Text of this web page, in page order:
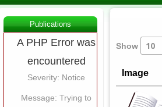
Publications
A PHP Error was
encountered
Severity: Notice
Message: Trying to
Show
Image